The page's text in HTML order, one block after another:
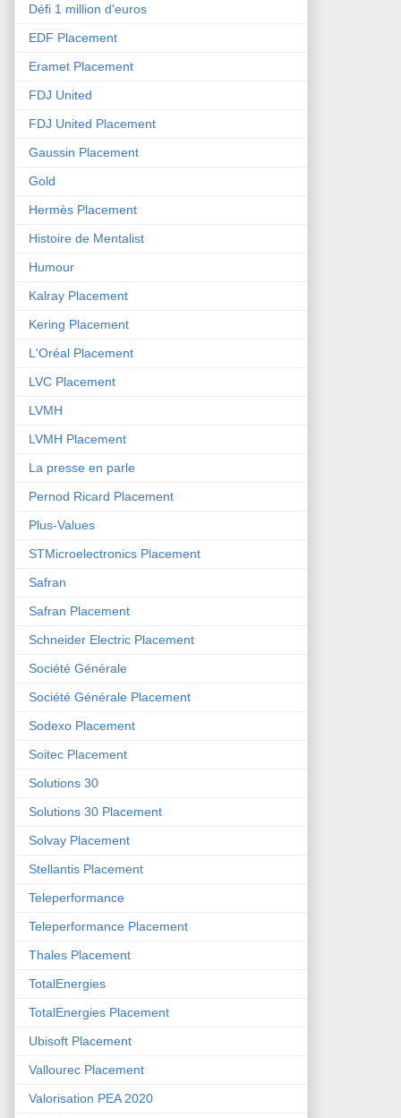
Défi 1 million d'euros
EDF Placement
Eramet Placement
FDJ United
FDJ United Placement
Gaussin Placement
Gold
Hermès Placement
Histoire de Mentalist
Humour
Kalray Placement
Kering Placement
L'Oréal Placement
LVC Placement
LVMH
LVMH Placement
La presse en parle
Pernod Ricard Placement
Plus-Values
STMicroelectronics Placement
Safran
Safran Placement
Schneider Electric Placement
Société Générale
Société Générale Placement
Sodexo Placement
Soitec Placement
Solutions 30
Solutions 30 Placement
Solvay Placement
Stellantis Placement
Teleperformance
Teleperformance Placement
Thales Placement
TotalEnergies
TotalEnergies Placement
Ubisoft Placement
Vallourec Placement
Valorisation PEA 2020